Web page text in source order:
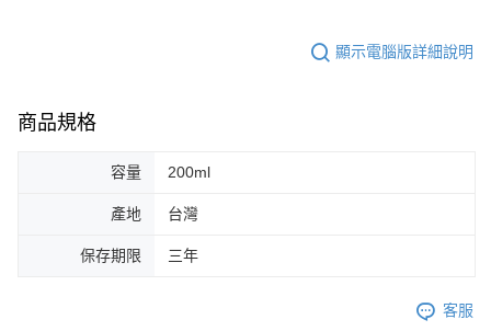
顯示電腦版詳細說明
商品規格
容量 200ml
產地 台灣
保存期限 三年
客服